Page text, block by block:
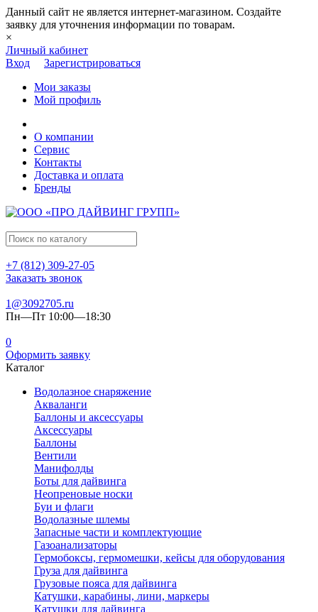
Данный сайт не является интернет-магазином. Создайте
заявку для уточнения информации по товарам.
×
Личный кабинет
Вход
Зарегистрироваться
Мои заказы
Мой профиль
О компании
Сервис
Контакты
Доставка и оплата
Бренды
+7 (812) 309-27-05
Заказать звонок
1@3092705.ru
Пн—Пт 10:00—18:30
0
Оформить заявку
Каталог
Водолазное снаряжение
Акваланги
Баллоны и аксессуары
Аксессуары
Баллоны
Вентили
Манифолды
Боты для дайвинга
Неопреновые носки
Буи и флаги
Водолазные шлемы
Запасные части и комплектующие
Газоанализаторы
Гермобоксы, гермомешки, кейсы для оборудования
Груза для дайвинга
Грузовые пояса для дайвинга
Катушки, карабины, лини, маркеры
Катушки для дайвинга